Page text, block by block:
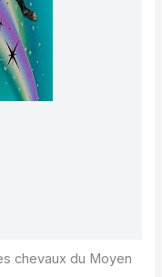
chevaux du Moyen